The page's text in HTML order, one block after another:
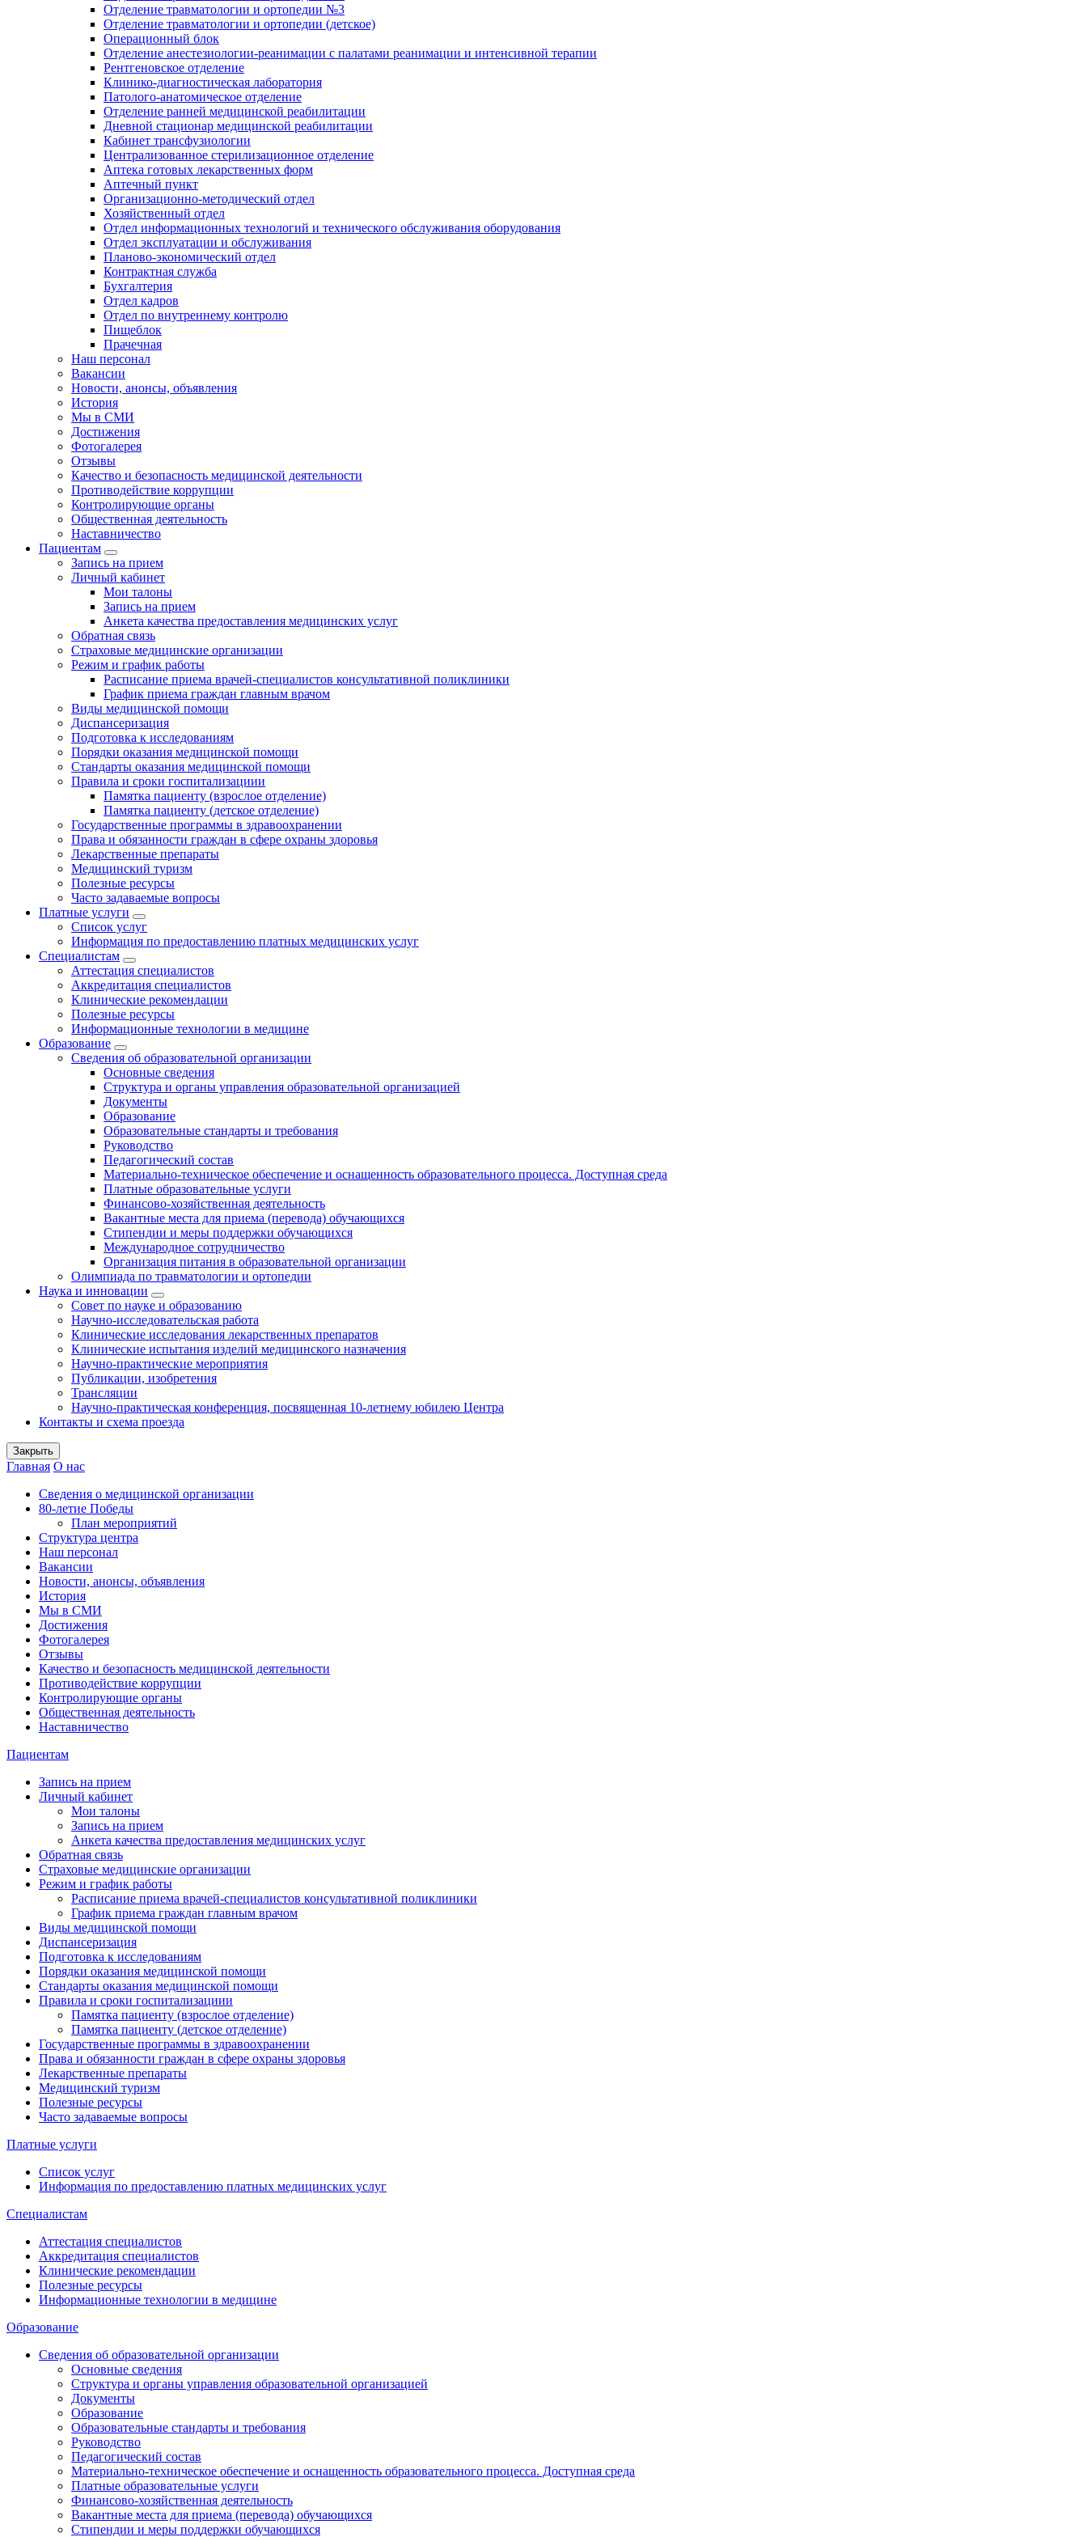
Отделение травматологии и ортопедии №3
Отделение травматологии и ортопедии (детское)
Операционный блок
Отделение анестезиологии-реанимации с палатами реанимации и интенсивной терапии
Рентгеновское отделение
Клинико-диагностическая лаборатория
Патолого-анатомическое отделение
Отделение ранней медицинской реабилитации
Дневной стационар медицинской реабилитации
Кабинет трансфузиологии
Централизованное стерилизационное отделение
Аптека готовых лекарственных форм
Аптечный пункт
Организационно-методический отдел
Хозяйственный отдел
Отдел информационных технологий и технического обслуживания оборудования
Отдел эксплуатации и обслуживания
Планово-экономический отдел
Контрактная служба
Бухгалтерия
Отдел кадров
Отдел по внутреннему контролю
Пищеблок
Прачечная
Наш персонал
Вакансии
Новости, анонсы, объявления
История
Мы в СМИ
Достижения
Фотогалерея
Отзывы
Качество и безопасность медицинской деятельности
Противодействие коррупции
Контролирующие органы
Общественная деятельность
Наставничество
Пациентам
Запись на прием
Личный кабинет
Мои талоны
Запись на прием
Анкета качества предоставления медицинских услуг
Обратная связь
Страховые медицинские организации
Режим и график работы
Расписание приема врачей-специалистов консультативной поликлиники
График приема граждан главным врачом
Виды медицинской помощи
Диспансеризация
Подготовка к исследованиям
Порядки оказания медицинской помощи
Стандарты оказания медицинской помощи
Правила и сроки госпитализациии
Памятка пациенту (взрослое отделение)
Памятка пациенту (детское отделение)
Государственные программы в здравоохранении
Права и обязанности граждан в сфере охраны здоровья
Лекарственные препараты
Медицинский туризм
Полезные ресурсы
Часто задаваемые вопросы
Платные услуги
Список услуг
Информация по предоставлению платных медицинских услуг
Специалистам
Аттестация специалистов
Аккредитация специалистов
Клинические рекомендации
Полезные ресурсы
Информационные технологии в медицине
Образование
Сведения об образовательной организации
Основные сведения
Структура и органы управления образовательной организацией
Документы
Образование
Образовательные стандарты и требования
Руководство
Педагогический состав
Материально-техническое обеспечение и оснащенность образовательного процесса. Доступная среда
Платные образовательные услуги
Финансово-хозяйственная деятельность
Вакантные места для приема (перевода) обучающихся
Стипендии и меры поддержки обучающихся
Международное сотрудничество
Организация питания в образовательной организации
Олимпиада по травматологии и ортопедии
Наука и инновации
Совет по науке и образованию
Научно-исследовательская работа
Клинические исследования лекарственных препаратов
Клинические испытания изделий медицинского назначения
Научно-практические мероприятия
Публикации, изобретения
Трансляции
Научно-практическая конференция, посвященная 10-летнему юбилею Центра
Контакты и схема проезда
Закрыть
Главная О нас
Сведения о медицинской организации
80-летие Победы
План мероприятий
Структура центра
Наш персонал
Вакансии
Новости, анонсы, объявления
История
Мы в СМИ
Достижения
Фотогалерея
Отзывы
Качество и безопасность медицинской деятельности
Противодействие коррупции
Контролирующие органы
Общественная деятельность
Наставничество
Пациентам
Запись на прием
Личный кабинет
Мои талоны
Запись на прием
Анкета качества предоставления медицинских услуг
Обратная связь
Страховые медицинские организации
Режим и график работы
Расписание приема врачей-специалистов консультативной поликлиники
График приема граждан главным врачом
Виды медицинской помощи
Диспансеризация
Подготовка к исследованиям
Порядки оказания медицинской помощи
Стандарты оказания медицинской помощи
Правила и сроки госпитализациии
Памятка пациенту (взрослое отделение)
Памятка пациенту (детское отделение)
Государственные программы в здравоохранении
Права и обязанности граждан в сфере охраны здоровья
Лекарственные препараты
Медицинский туризм
Полезные ресурсы
Часто задаваемые вопросы
Платные услуги
Список услуг
Информация по предоставлению платных медицинских услуг
Специалистам
Аттестация специалистов
Аккредитация специалистов
Клинические рекомендации
Полезные ресурсы
Информационные технологии в медицине
Образование
Сведения об образовательной организации
Основные сведения
Структура и органы управления образовательной организацией
Документы
Образование
Образовательные стандарты и требования
Руководство
Педагогический состав
Материально-техническое обеспечение и оснащенность образовательного процесса. Доступная среда
Платные образовательные услуги
Финансово-хозяйственная деятельность
Вакантные места для приема (перевода) обучающихся
Стипендии и меры поддержки обучающихся